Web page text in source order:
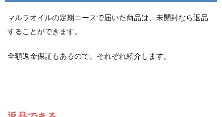
マルラオイルの定期コースで届いた商品は、未開封なら返品
することができます。
全額返金保証もあるので、それぞれ紹介します。